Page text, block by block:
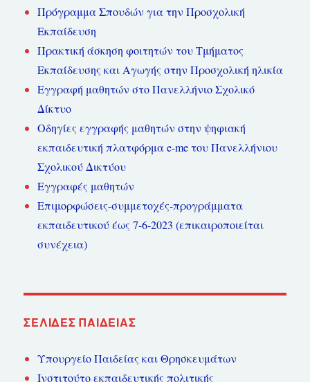
Πρόγραμμα Σπουδών για την Προσχολική
Εκπαίδευση
Πρακτική άσκηση φοιτητών του Τμήματος
Εκπαίδευσης και Αγωγής στην Προσχολική ηλικία
Εγγραφή μαθητών στο Πανελλήνιο Σχολικό
Δίκτυο
Οδηγίες εγγραφής μαθητών στην ψηφιακή
εκπαιδευτική πλατφόρμα e-me του Πανελλήνιου
Σχολικού Δικτύου
Εγγραφές μαθητών
Επιμορφώσεις-συμμετοχές-προγράμματα
εκπαιδευτικού έως 7-6-2023 (επικαιροποιείται
συνέχεια)
ΣΕΛΊΔΕΣ ΠΑΙΔΕΊΑΣ
Υπουργείο Παιδείας και Θρησκευμάτων
Ινστιτούτο εκπαιδευτικής πολιτικής